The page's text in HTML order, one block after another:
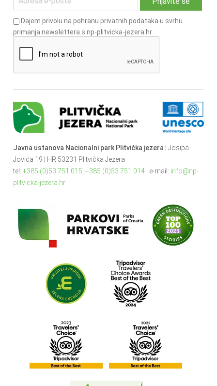
Dajem privolu na pohranu privatnih podataka u svrhu
primanja newslettera s np-plitvicka-jezera.hr
Javna ustanova Nacionalni park Plitvička jezera | Josipa
Jovića 19 | HR 53231 Plitvička Jezera
tel: +385 (0)53 751 015 +385 (0)53 751 014| e-mail: info@np-
plitvicka-jezera.hr